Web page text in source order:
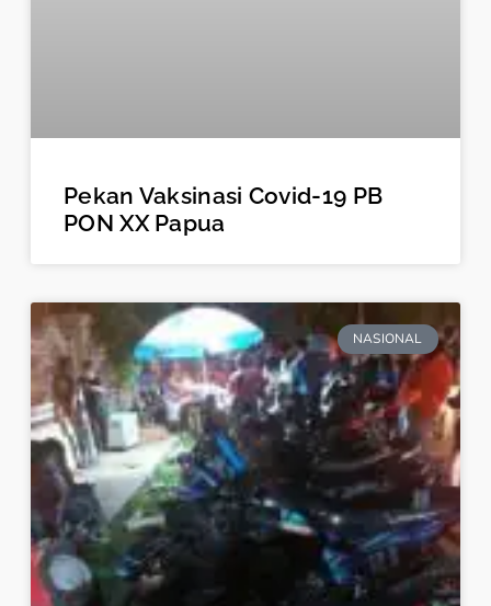
Pekan Vaksinasi Covid-19 PB
PON XX Papua
NASIONAL